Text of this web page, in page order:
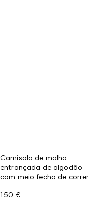
Camisola de malha
entrançada de algodão
com meio fecho de correr
150 €